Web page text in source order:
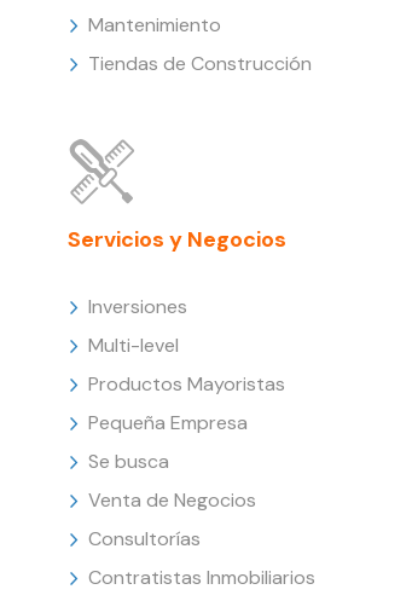
Mantenimiento
Tiendas de Construcción
Servicios y Negocios
Inversiones
Multi-level
Productos Mayoristas
Pequeña Empresa
Se busca
Venta de Negocios
Consultorías
Contratistas Inmobiliarios